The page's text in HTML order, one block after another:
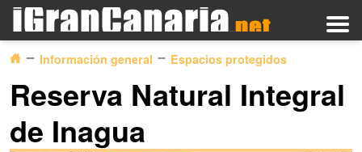
Información general Espacios protegidos
Reserva Natural Integral
de Inagua